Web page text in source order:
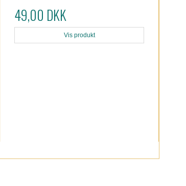
49,00 DKK
Vis produkt